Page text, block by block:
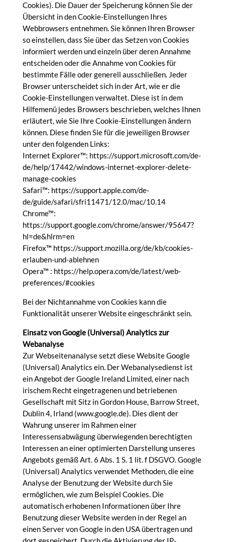
Cookies). Die Dauer der Speicherung können Sie der
Übersicht in den Cookie-Einstellungen Ihres
Webbrowsers entnehmen. Sie können Ihren Browser
so einstellen, dass Sie über das Setzen von Cookies
informiert werden und einzeln über deren Annahme
entscheiden oder die Annahme von Cookies für
bestimmte Fälle oder generell ausschließen. Jeder
Browser unterscheidet sich in der Art, wie er die
Cookie-Einstellungen verwaltet. Diese ist in dem
Hilfemenü jedes Browsers beschrieben, welches Ihnen
erläutert, wie Sie Ihre Cookie-Einstellungen ändern
können. Diese finden Sie für die jeweiligen Browser
unter den folgenden Links:
Internet Explorer™: https://support.microsoft.com/de-
de/help/17442/windows-internet-explorer-delete-
manage-cookies
Safari™: https://support.apple.com/de-
de/guide/safari/sfri11471/12.0/mac/10.14
Chrome™:
https://support.google.com/chrome/answer/95647?
hl=de&hlrm=en
Firefox™ https://support.mozilla.org/de/kb/cookies-
erlauben-und-ablehnen
Opera™ : https://help.opera.com/de/latest/web-
preferences/#cookies
Bei der Nichtannahme von Cookies kann die
Funktionalität unserer Website eingeschränkt sein.
Einsatz von Google (Universal) Analytics zur
Webanalyse
Zur Webseitenanalyse setzt diese Website Google
(Universal) Analytics ein. Der Webanalysedienst ist
ein Angebot der Google Ireland Limited, einer nach
irischem Recht eingetragenen und betriebenen
Gesellschaft mit Sitz in Gordon House, Barrow Street,
Dublin 4, Irland (www.google.de). Dies dient der
Wahrung unserer im Rahmen einer
Interessensabwägung überwiegenden berechtigten
Interessen an einer optimierten Darstellung unseres
Angebots gemäß Art. 6 Abs. 1 S. 1 lit. f DSGVO. Google
(Universal) Analytics verwendet Methoden, die eine
Analyse der Benutzung der Website durch Sie
ermöglichen, wie zum Beispiel Cookies. Die
automatisch erhobenen Informationen über Ihre
Benutzung dieser Website werden in der Regel an
einen Server von Google in den USA übertragen und